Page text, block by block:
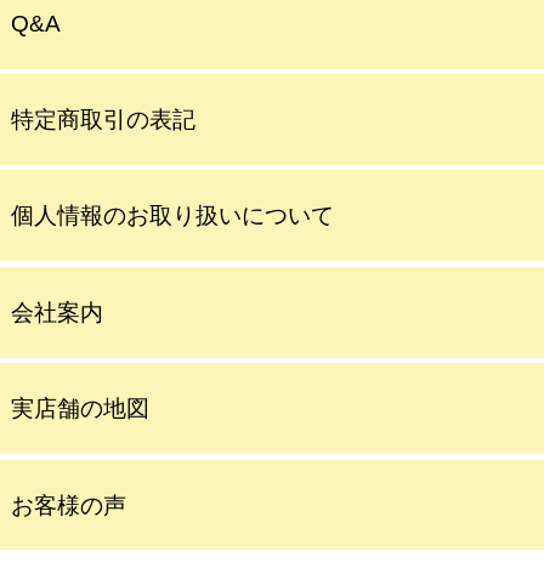
Q&A
特定商取引の表記
個人情報のお取り扱いについて
会社案内
実店舗の地図
お客様の声